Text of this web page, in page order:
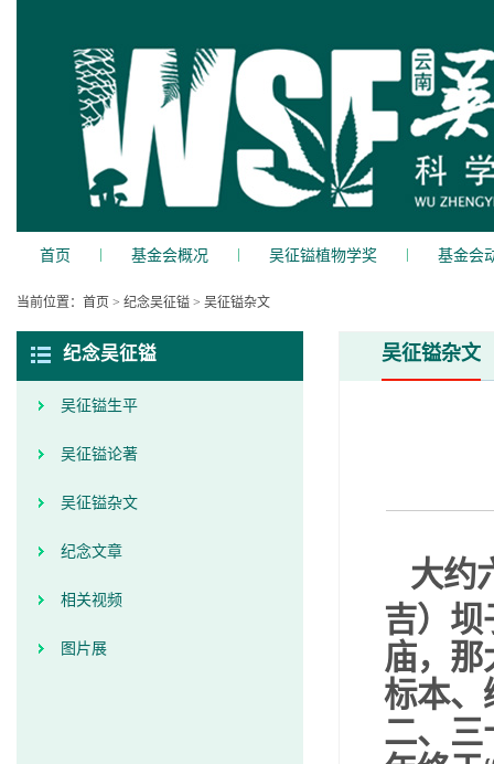
首页 | 基金会概况 | 吴征镒植物学奖 | 基金会
当前位置： 首页 > 纪念吴征镒 > 吴征镒杂文
纪念吴征镒
吴征镒生平
吴征镒论著
吴征镒杂文
纪念文章
相关视频
图片展
吴征镒杂文
大约
吉）坝
庙，那
标本、
二、三